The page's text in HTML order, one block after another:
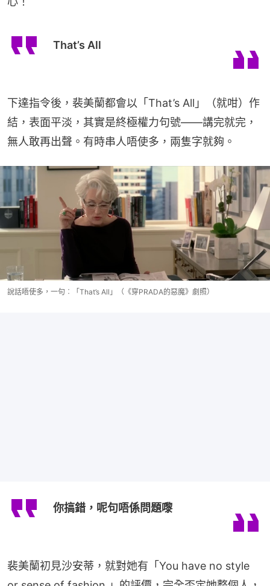
That’s All
下達指令後，裴美蘭都會以「That’s All」（就咁）作
結，表面平淡，其實是終極權力句號——講完就完，
無人敢再出聲。有時串人唔使多，兩隻字就夠。
說話唔使多，一句︰「That’s All」（《穿PRADA的惡魔》劇照）
你搞錯，呢句唔係問題嚟
裴美蘭初見沙安蒂，就對她有「You have no style